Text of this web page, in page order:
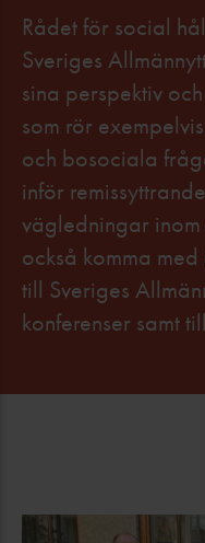
Rådet för social
Sveriges
sina perspektiv
som rör
och bosociala
inför
vägledningar
också komma
till Sveriges
konferenser samt